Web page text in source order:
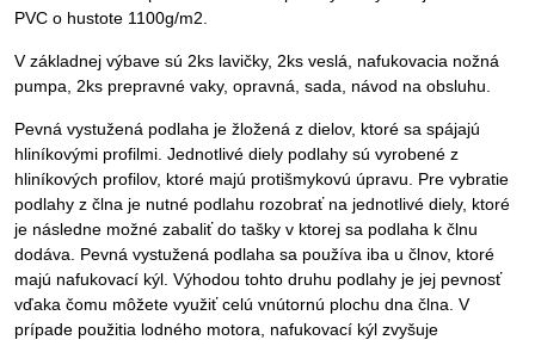
PVC o hustote 1100g/m2.
V základnej výbave sú 2ks lavičky, 2ks veslá, nafukovacia nožná
pumpa, 2ks prepravné vaky, opravná, sada, návod na obsluhu.
Pevná vystužená podlaha je žložená z dielov, ktoré sa spájajú
hliníkovými profilmi. Jednotlivé diely podlahy sú vyrobené z
hliníkových profilov, ktoré majú protišmykovú úpravu. Pre vybratie
podlahy z člna je nutné podlahu rozobrať na jednotlivé diely, ktoré
je následne možné zabaliť do tašky v ktorej sa podlaha k člnu
dodáva. Pevná vystužená podlaha sa používa iba u člnov, ktoré
majú nafukovací kýl. Výhodou tohto druhu podlahy je jej pevnosť
vďaka čomu môžete využiť celú vnútornú plochu dna člna. V
prípade použitia lodného motora, nafukovací kýl zvyšuje